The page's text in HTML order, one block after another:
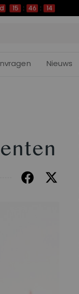
15 : 46 : 13
Nieuws